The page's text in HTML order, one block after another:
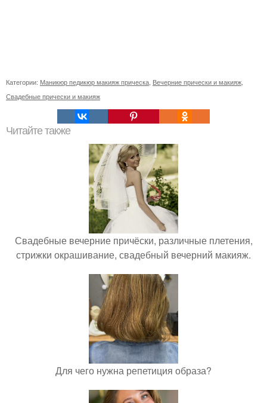
Категории: Маникюр педикюр макияж прическа Вечерние прически и макияж
Свадебные прически и макияж
Читайте также
Свадебные вечерние причёски, различные плетения,
стрижки окрашивание, свадебный вечерний макияж.
Для чего нужна репетиция образа?